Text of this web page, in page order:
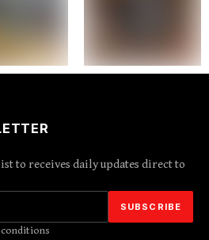
to receives daily updates direct to